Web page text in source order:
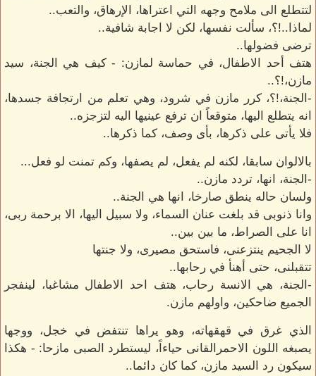
لتتطلع الى ملامح وجهه التي اعتراها، الإرهاق، والتعب..
لماذا..!؟، سألت نفسها، لكن لا اجابة شافية..
ترضى فضولها..
هتف أحد الاطفال، في حماسة لمازن: - كيف هي الجنة، سيد
مازن،!؟..
-الجنة،!؟، كرر مازن في شرود، وهي تعلم من ارتجافة جسدها،
انه يتطلع اليها، متوقعاً ان ترفع عينيها اليه لتزجزه..
فلا يأتى على ذكرها، بأى وصف، كما ذكرها..
بالالوان سابقا، لكنه لم يفعل، لم يصفها، وكم تمنت لو فعل...
-الجنة، انها، تردد مازن..
ولسان حاله ينطق صارخا، انها هي الجنة..
وانا ذنوبى قد بلغت عنان السماء، ولا سبيل اليها، الا برحمة ربى،
انا على الصراط، ما بين بين..
لا الجحيم ينتزعنى، فاستحق مصيرى، ولا جنتها
تتقبلنى، حتى أهنأ في رحابها..
-الجنة، هي الانسة رحاب، هتف احد الاطفال مشاغبا، لينفجر
الجميع ضاحكين، واولهم مازن.
الذي غرق في قهقهاته، وهو يراها تنتفض في خجل، ووجها
يصبغه اللون الاحمرالقانى حياءاً، ليستطرد الصبى مازحا: - هكذا
سيكون رد السيد مازن، كما كان دائما..